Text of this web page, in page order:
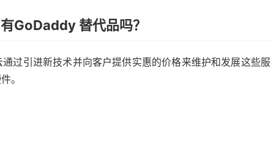
GoDaddy 替代品吗？
过引进新技术并向客户提供实惠的价格来维护和发展这些服
。